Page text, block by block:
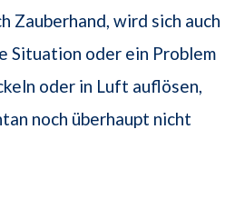
Zauberhand, wird sich auch
Situation oder ein Problem
oder in Luft auflösen,
noch überhaupt nicht